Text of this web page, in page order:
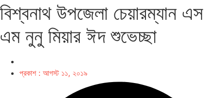
বিশ্বনাথ উপজেলা চেয়ারম্যান এস
এম নুনু মিয়ার ঈদ শুভেচ্ছা
প্রকাশ : আগস্ট ১১, ২০১৯